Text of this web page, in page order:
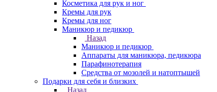
Косметика для рук и ног
Кремы для рук
Кремы для ног
Маникюр и педикюр
Назад
Маникюр и педикюр
Аппараты для маникюра, педикюра
Парафинотерапия
Средства от мозолей и натоптышей
Подарки для себя и близких
Назад